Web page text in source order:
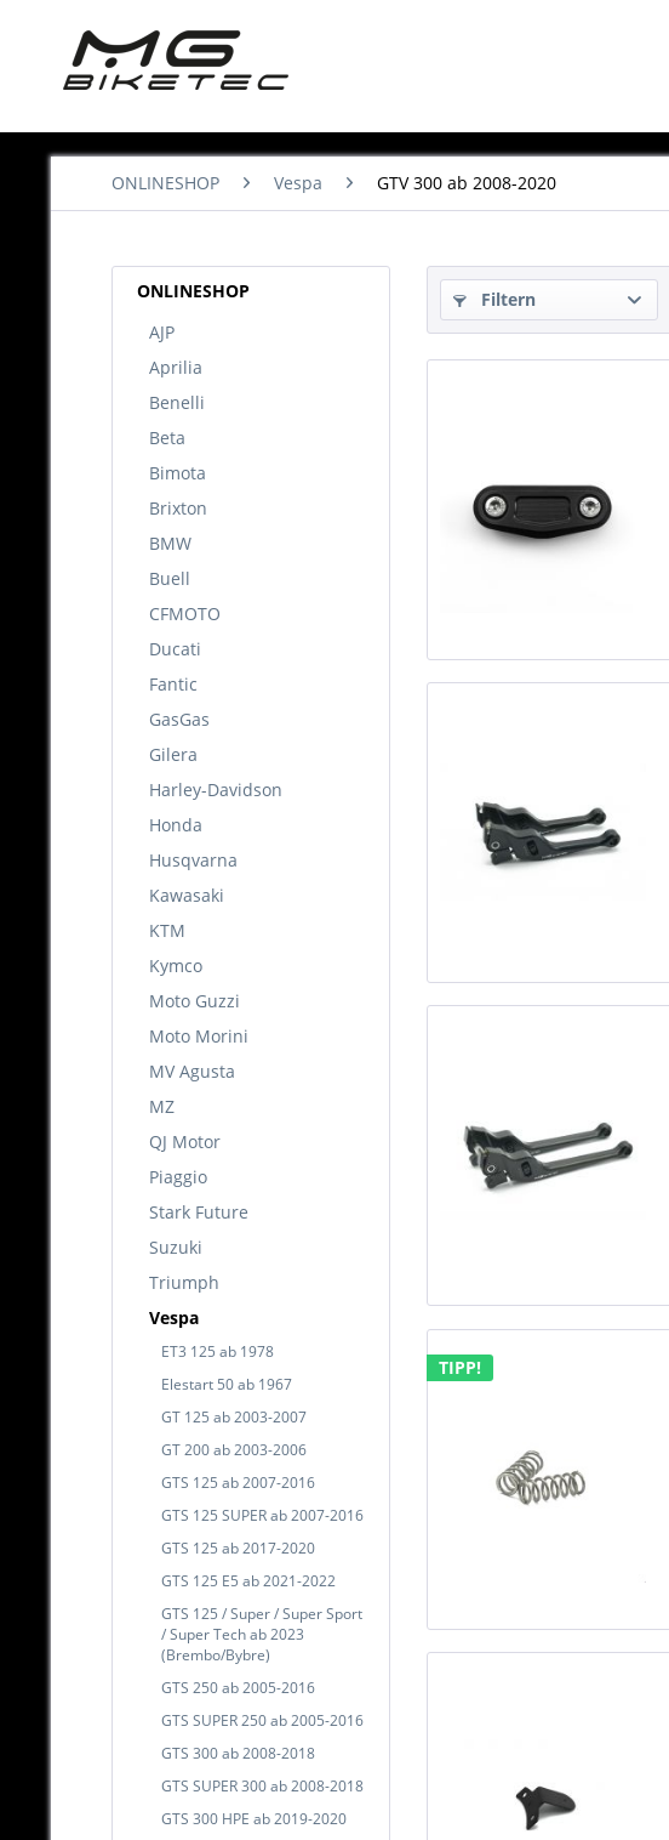
ONLINESHOP Vespa GTV 300 ab 2008-2020
ONLINESHOP
AJP
Aprilia
Benelli
Beta
Bimota
Brixton
BMW
Buell
CFMOTO
Ducati
Fantic
GasGas
Gilera
Harley-Davidson
Honda
Husqvarna
Kawasaki
KTM
Kymco
Moto Guzzi
Moto Morini
MV Agusta
MZ
QJ Motor
Piaggio
Stark Future
Suzuki
Triumph
Vespa
ET3 125 ab 1978
Elestart 50 ab 1967
GT 125 ab 2003-2007
GT 200 ab 2003-2006
GTS 125 ab 2007-2016
GTS 125 SUPER ab 2007-2016
GTS 125 ab 2017-2020
GTS 125 E5 ab 2021-2022
GTS 125 / Super / Super Sport
/ Super Tech ab 2023
(Brembo/Bybre)
GTS 250 ab 2005-2016
GTS SUPER 250 ab 2005-2016
GTS 300 ab 2008-2018
GTS SUPER 300 ab 2008-2018
GTS 300 HPE ab 2019-2020
Filtern
TIPP!